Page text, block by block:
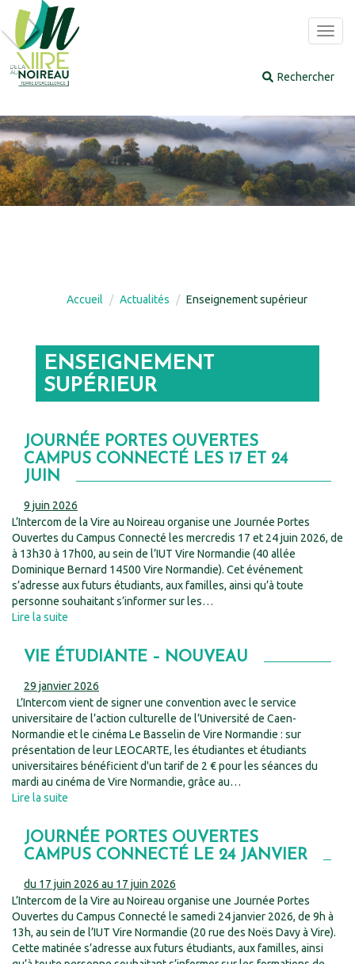
Accueil Actualités Enseignement supérieur
ENSEIGNEMENT
SUPÉRIEUR
JOURNÉE PORTES OUVERTES
CAMPUS CONNECTÉ LES 17 ET 24
JUIN
9 juin 2026
L’Intercom de la Vire au Noireau organise une Journée Portes
Ouvertes du Campus Connecté les mercredis 17 et 24 juin 2026, de
à 13h30 à 17h00, au sein de l’IUT Vire Normandie (40 allée
Dominique Bernard 14500 Vire Normandie). Cet événement
s’adresse aux futurs étudiants, aux familles, ainsi qu’à toute
personne souhaitant s’informer sur les…
Lire la suite
VIE ÉTUDIANTE – NOUVEAU
29 janvier 2026
L’Intercom vient de signer une convention avec le service
universitaire de l’action culturelle de l’Université de Caen-
Normandie et le cinéma Le Basselin de Vire Normandie : sur
présentation de leur LEOCARTE, les étudiantes et étudiants
universitaires bénéficient d'un tarif de 2 € pour les séances du
mardi au cinéma de Vire Normandie, grâce au…
Lire la suite
JOURNÉE PORTES OUVERTES
CAMPUS CONNECTÉ LE 24 JANVIER
du 17 juin 2026 au 17 juin 2026
L’Intercom de la Vire au Noireau organise une Journée Portes
Ouvertes du Campus Connecté le samedi 24 janvier 2026, de 9h à
13h, au sein de l’IUT Vire Normandie (20 rue des Noës Davy à Vire).
Cette matinée s’adresse aux futurs étudiants, aux familles, ainsi
Panneau de gestion des cookies